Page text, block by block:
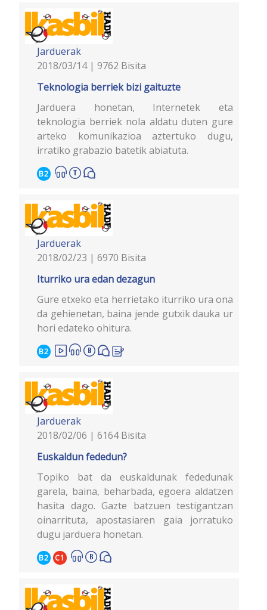
Jarduerak
2018/03/14 | 9762 Bisita
Teknologia berriek bizi gaituzte
Jarduera honetan, Internetek eta
teknologia berriek nola aldatu duten gure
arteko komunikazioa aztertuko dugu,
irratiko grabazio batetik abiatuta.
B2
Jarduerak
2018/02/23 | 6970 Bisita
Iturriko ura edan dezagun
Gure etxeko eta herrietako iturriko ura ona
da gehienetan, baina jende gutxik dauka ur
hori edateko ohitura.
B2
Jarduerak
2018/02/06 | 6164 Bisita
Euskaldun fededun?
Topiko bat da euskaldunak fededunak
garela, baina, beharbada, egoera aldatzen
hasita dago. Gazte batzuen testigantzan
oinarrituta, apostasiaren gaia jorratuko
dugu jarduera honetan.
B2 C1